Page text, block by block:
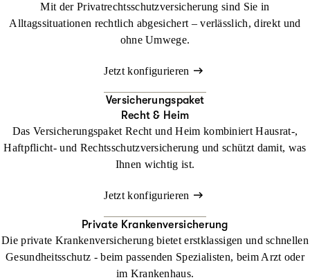
Mit der Privatrechtsschutzversicherung sind Sie in
Alltagssituationen rechtlich abgesichert – verlässlich, direkt und
ohne Umwege.
Jetzt konfigurieren
Versicherungspaket
Recht & Heim
Das Versicherungspaket Recht und Heim kombiniert Hausrat-,
Haftpflicht- und Rechtsschutzversicherung und schützt damit, was
Ihnen wichtig ist.
Jetzt konfigurieren
Private Krankenversicherung
Die private Krankenversicherung bietet erstklassigen und schnellen
Gesundheitsschutz - beim passenden Spezialisten, beim Arzt oder
im Krankenhaus.